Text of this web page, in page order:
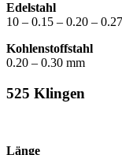
Edelstahl
10 – 0.15 – 0.20 –
Kohlenstoffstahl
0.20 – 0.30 mm
525 Klingen
Länge